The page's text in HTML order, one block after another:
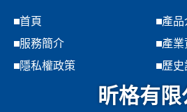
首頁
產品
服務簡介
產業
隱私權政策
歷史
昕格有